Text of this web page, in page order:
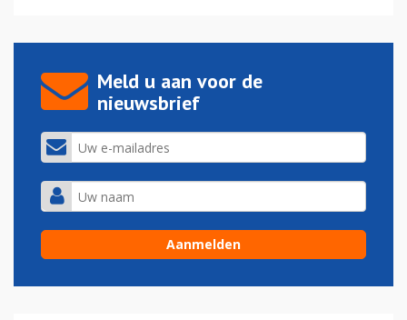
Meld u aan voor de
nieuwsbrief